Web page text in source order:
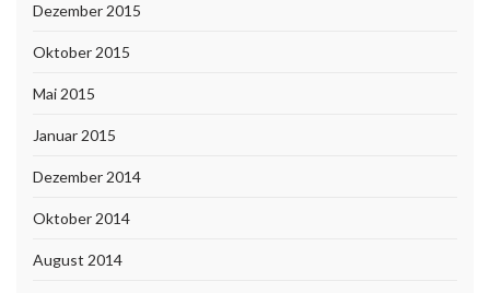
Dezember 2015
Oktober 2015
Mai 2015
Januar 2015
Dezember 2014
Oktober 2014
August 2014